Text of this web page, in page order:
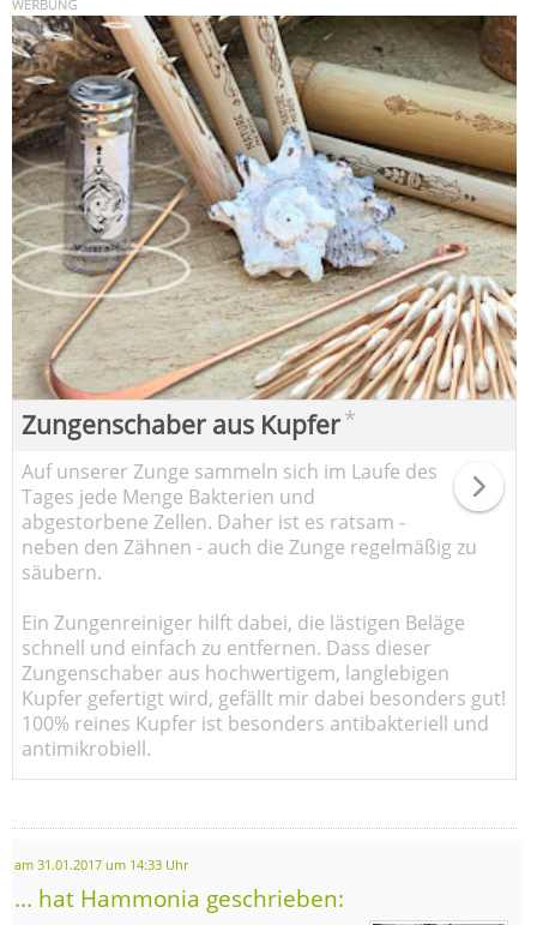
Zungenschaber aus Kupfer*
Auf unserer Zunge sammeln sich im Laufe des
Tages jede Menge Bakterien und
abgestorbene Zellen. Daher ist es ratsam -
neben den Zähnen - auch die Zunge regelmäßig zu
säubern.
Ein Zungenreiniger hilft dabei, die lästigen Beläge
schnell und einfach zu entfernen. Dass dieser
Zungenschaber aus hochwertigem, langlebigen
Kupfer gefertigt wird, gefällt mir dabei besonders gut!
100% reines Kupfer ist besonders antibakteriell und
antimikrobiell.
am 31.01.2017 um 14:33 Uhr
... hat Hammonia geschrieben: